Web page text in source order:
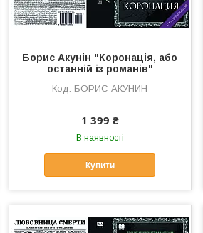
Борис Акунін "Коронація, або
останній із романів"
БОРИС АКУНИН
1 399 ₴
В наявності
Купити